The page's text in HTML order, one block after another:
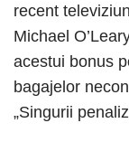
recent
Michael
acestui bonus
bagajelor
„Singurii